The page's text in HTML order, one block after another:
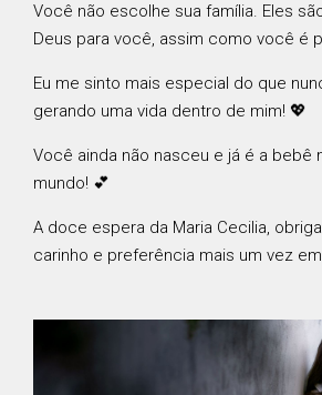
Você não escolhe sua família. Eles
Deus para você, assim como você é
Eu me sinto mais especial do que
gerando uma vida dentro de mim! 💖
Você ainda não nasceu e já é a bebê
mundo! 💕
A doce espera da Maria Cecilia,
carinho e preferência mais um vez